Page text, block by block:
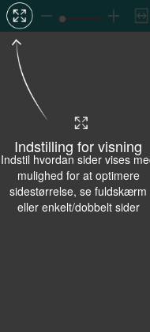
Indstilling for visning
Indstil hvordan sider vises
mulighed for at optimere
sidestørrelse, se fuldskærm
eller enkelt/dobbelt sider